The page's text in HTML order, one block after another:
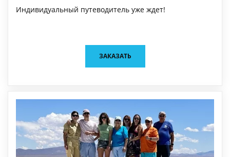
Индивидуальный путеводитель уже ждет!
ЗАКАЗАТЬ